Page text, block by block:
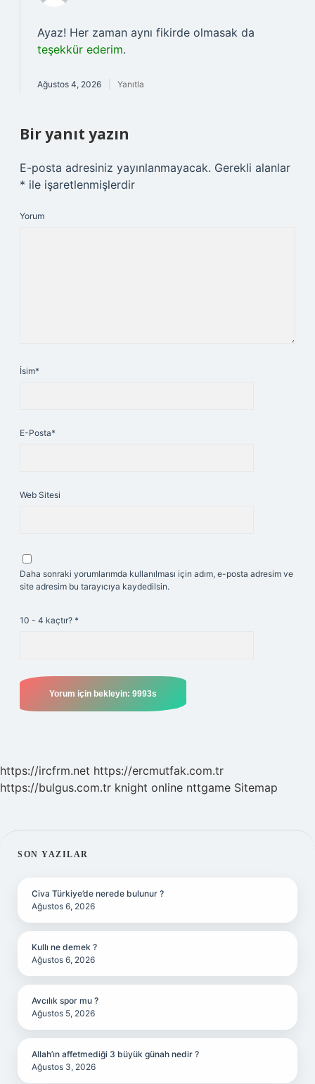
Ayaz! Her zaman aynı fikirde olmasak da
teşekkür ederim.
Ağustos 4, 2026 Yanıtla
Bir yanıt yazın
E-posta adresiniz yayınlanmayacak. Gerekli alanlar
* ile işaretlenmişlerdir
Yorum
İsim*
E-Posta*
Web Sitesi
Daha sonraki yorumlarımda kullanılması için adım, e-posta adresim ve
site adresim bu tarayıcıya kaydedilsin.
10 - 4 kaçtır? *
https://ircfrm.net https://ercmutfak.com.tr
https://bulgus.com.tr knight online nttgame Sitemap
SIDEBAR
SON YAZILAR
Civa Türkiye’de nerede bulunur ?
Ağustos 6, 2026
Kullı ne demek ?
Ağustos 6, 2026
Avcılık spor mu ?
Ağustos 5, 2026
Allah’ın affetmediği 3 büyük günah nedir ?
Ağustos 3, 2026